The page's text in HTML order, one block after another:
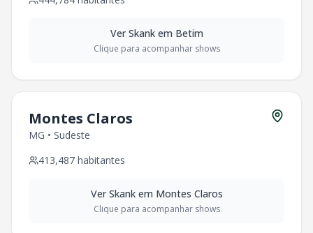
VerSkankem Betim
Clique para acompanhar shows
Montes Claros
MG • Sudeste
413,487 habitantes
VerSkankem Montes Claros
Clique para acompanhar shows